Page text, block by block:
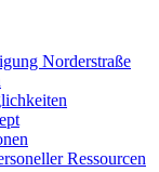
Norderstraße
Ressourcen